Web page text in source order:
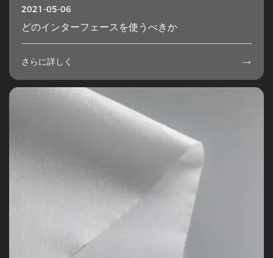
2021-05-06
どのインターフェースを使うべきか
さらに詳しく 